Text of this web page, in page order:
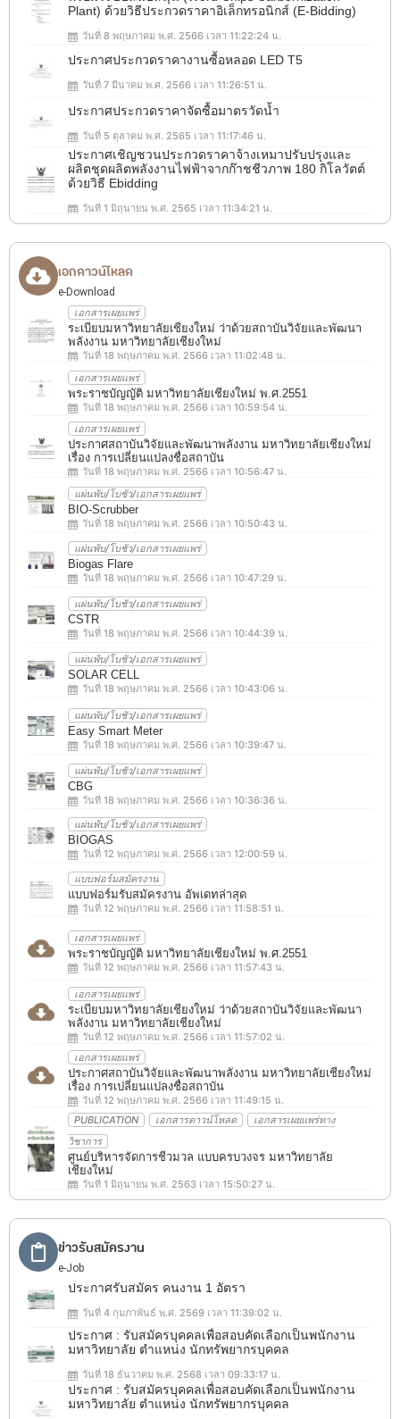
Plant) ด้วยวิธีประกวดราคาอิเล็กทรอนิกส์ (e-Bidding)
วันที่ 8 พฤษภาคม พ.ศ. 2566 เวลา 11:22:24 น.
ประกาศประกวดราคางานซื้อหลอด LED T5
วันที่ 7 มีนาคม พ.ศ. 2566 เวลา 11:26:51 น.
ประกาศประกวดราคาจัดซื้อมาตรวัดน้ำ
วันที่ 5 ตุลาคม พ.ศ. 2565 เวลา 11:17:46 น.
ประกาศเชิญชวนประกวดราคาจ้างเหมาปรับปรุงและ
ผลิตชุดผลิตพลังงานไฟฟ้าจากก๊าชชีวภาพ 180 กิโลวัตต์
ด้วยวิธี Ebidding
วันที่ 1 มิถุนายน พ.ศ. 2565 เวลา 11:34:21 น.
เอกดาวน์โหลด
e-Download
เอกสารเผยแพร่
ระเบียบมหาวิทยาลัยเชียงใหม่ ว่าด้วยสถาบันวิจัยและพัฒนา
พลังงาน มหาวิทยาลัยเชียงใหม่
วันที่ 18 พฤษภาคม พ.ศ. 2566 เวลา 11:02:48 น.
เอกสารเผยแพร่
พระราชบัญญัติ มหาวิทยาลัยเชียงใหม่ พ.ศ.2551
วันที่ 18 พฤษภาคม พ.ศ. 2566 เวลา 10:59:54 น.
เอกสารเผยแพร่
ประกาศสถาบันวิจัยและพัฒนาพลังงาน มหาวิทยาลัยเชียงใหม่
เรื่อง การเปลี่ยนแปลงชื่อสถาบัน
วันที่ 18 พฤษภาคม พ.ศ. 2566 เวลา 10:56:47 น.
แผ่นพับ/โบชัว/เอกสารเผยแพร่
BIO-Scrubber
วันที่ 18 พฤษภาคม พ.ศ. 2566 เวลา 10:50:43 น.
แผ่นพับ/โบชัว/เอกสารเผยแพร่
Biogas Flare
วันที่ 18 พฤษภาคม พ.ศ. 2566 เวลา 10:47:29 น.
แผ่นพับ/โบชัว/เอกสารเผยแพร่
CSTR
วันที่ 18 พฤษภาคม พ.ศ. 2566 เวลา 10:44:39 น.
แผ่นพับ/โบชัว/เอกสารเผยแพร่
SOLAR CELL
วันที่ 18 พฤษภาคม พ.ศ. 2566 เวลา 10:43:06 น.
แผ่นพับ/โบชัว/เอกสารเผยแพร่
Easy Smart Meter
วันที่ 18 พฤษภาคม พ.ศ. 2566 เวลา 10:39:47 น.
แผ่นพับ/โบชัว/เอกสารเผยแพร่
CBG
วันที่ 18 พฤษภาคม พ.ศ. 2566 เวลา 10:36:36 น.
แผ่นพับ/โบชัว/เอกสารเผยแพร่
BIOGAS
วันที่ 12 พฤษภาคม พ.ศ. 2566 เวลา 12:00:59 น.
แบบฟอร์มสมัครงาน
แบบฟอร์มรับสมัครงาน อัพเดทล่าสุด
วันที่ 12 พฤษภาคม พ.ศ. 2566 เวลา 11:58:51 น.
เอกสารเผยแพร่
พระราชบัญญัติ มหาวิทยาลัยเชียงใหม่ พ.ศ.2551
วันที่ 12 พฤษภาคม พ.ศ. 2566 เวลา 11:57:43 น.
เอกสารเผยแพร่
ระเบียบมหาวิทยาลัยเชียงใหม่ ว่าด้วยสถาบันวิจัยและพัฒนา
พลังงาน มหาวิทยาลัยเชียงใหม่
วันที่ 12 พฤษภาคม พ.ศ. 2566 เวลา 11:57:02 น.
เอกสารเผยแพร่
ประกาศสถาบันวิจัยและพัฒนาพลังงาน มหาวิทยาลัยเชียงใหม่
เรื่อง การเปลี่ยนแปลงชื่อสถาบัน
วันที่ 12 พฤษภาคม พ.ศ. 2566 เวลา 11:49:15 น.
PUBLICATION
เอกสารดาวน์โหลด
เอกสารเผยแพร่ทาง
วิชาการ
ศูนย์บริหารจัดการชีวมวล แบบครบวงจร มหาวิทยาลัย
เชียงใหม่
วันที่ 1 มิถุนายน พ.ศ. 2563 เวลา 15:50:27 น.
ข่าวรับสมัครงาน
e-Job
ประกาศรับสมัคร คนงาน 1 อัตรา
วันที่ 4 กุมภาพันธ์ พ.ศ. 2569 เวลา 11:39:02 น.
ประกาศ : รับสมัครบุคคลเพื่อสอบคัดเลือกเป็นพนักงาน
มหาวิทยาลัย ตำแหน่ง นักทรัพยากรบุคคล
วันที่ 18 ธันวาคม พ.ศ. 2568 เวลา 09:33:17 น.
ประกาศ : รับสมัครบุคคลเพื่อสอบคัดเลือกเป็นพนักงาน
มหาวิทยาลัย ตำแหน่ง นักทรัพยากรบุคคล